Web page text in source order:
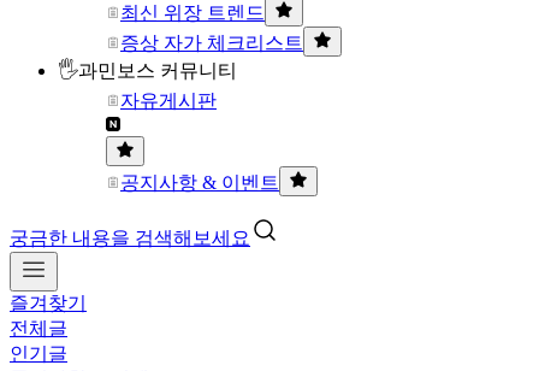
최신 위장 트렌드
증상 자가 체크리스트
🖐과민보스 커뮤니티
자유게시판
공지사항 & 이벤트
궁금한 내용을 검색해보세요
즐겨찾기
전체글
인기글